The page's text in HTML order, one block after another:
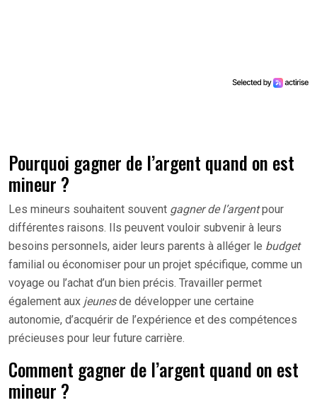
Pourquoi gagner de l’argent quand on est
mineur ?
Les mineurs souhaitent souvent gagner de l’argentpour
différentes raisons. Ils peuvent vouloir subvenir à leurs
besoins personnels, aider leurs parents à alléger le budget
familial ou économiser pour un projet spécifique, comme un
voyage ou l’achat d’un bien précis. Travailler permet
également aux jeunesde développer une certaine
autonomie, d’acquérir de l’expérience et des compétences
précieuses pour leur future carrière.
Comment gagner de l’argent quand on est
mineur ?